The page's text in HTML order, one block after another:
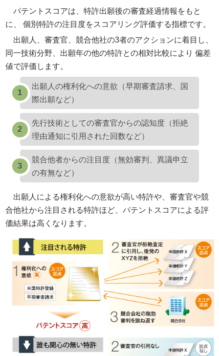
パテントスコアは、特許出願後の審査経過情報をもと
に、 個別特許の注目度をスコアリング評価する指標です。
出願人、審査官、競合他社の3者のアクションに着目し、
同一技術分野、出願年の他の特許との相対比較により 偏差
値で評価します。
出願人の権利化への意欲（早期審査請求、国
際出願など）
先行技術としての審査官からの認知度（拒絶
理由通知に引用された回数など）
競合他者からの注目度（無効審判、異議申立
の有無など）
出願人による権利化への意欲が高い特許や、審査官や競
合他社から注目される特許ほど、パテントスコアによる評
価結果は高くなります。